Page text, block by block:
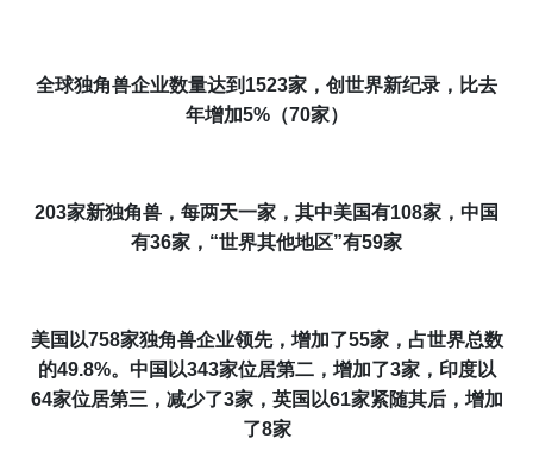
全球独角兽企业数量达到 1523家， 创世界新纪录 ， 比去
年增加5%（70家）
203家新独角兽，每两天一家 ，其中美国有108家 ，中国
有36家 ，“世界其他地区”有59家
美国以758家独角兽企业领先，增加了55家，占世界总数
的49.8%。中国以343家位居第二，增加了3家，印度以
64家位居第三 ，减少了3家，英国以61家紧随其后，增加
了8家